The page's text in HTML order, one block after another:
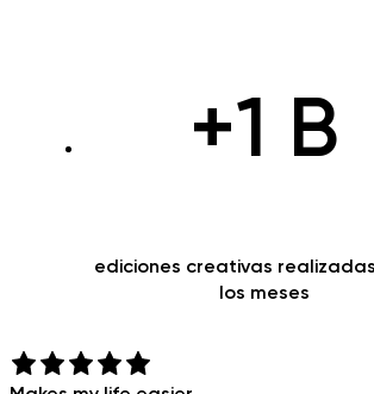
+1 B
ediciones creativas
los meses